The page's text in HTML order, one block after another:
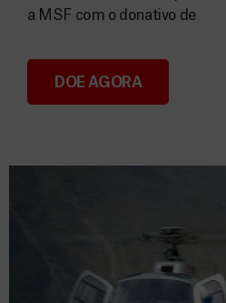
Consignação do
a MSF com o donativo de
DOE AGORA